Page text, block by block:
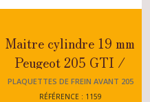
Maitre cylindre 19 mm
Peugeot 205 GTI /
RALLYE / DTURBO
PLAQUETTES DE FREIN AVANT 205
RÉFÉRENCE : 1159